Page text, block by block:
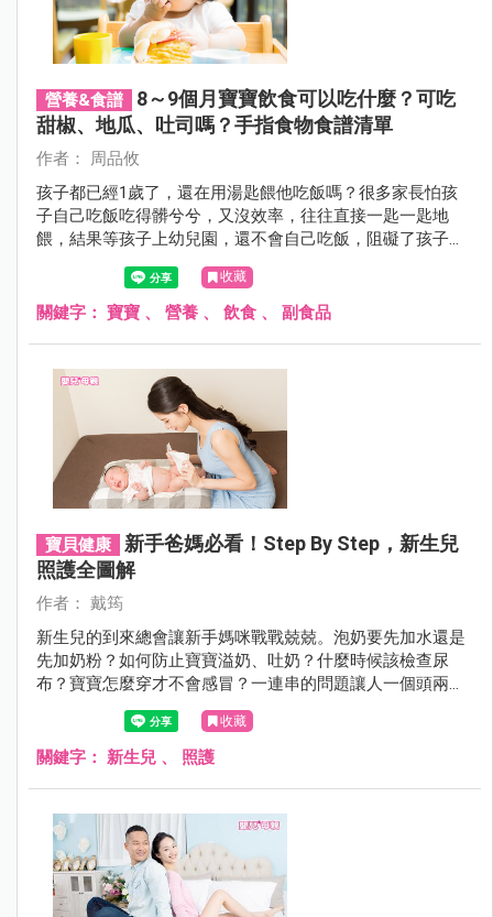
營養&食譜
8～9個月寶寶飲食可以吃什麼？可吃
甜椒、地瓜、吐司嗎？手指食物食譜清單
作者： 周品攸
孩子都已經1歲了，還在用湯匙餵他吃飯嗎？很多家長怕孩
子自己吃飯吃得髒兮兮，又沒效率，往往直接一匙一匙地
餵，結果等孩子上幼兒園，還不會自己吃飯，阻礙了孩子的
收藏
關鍵字： 寶寶 、 營養 、 飲食 、 副食品
寶貝健康
新手爸媽必看！step By Step，新生兒
照護全圖解
作者： 戴筠
新生兒的到來總會讓新手媽咪戰戰兢兢。泡奶要先加水還是
先加奶粉？如何防止寶寶溢奶、吐奶？什麼時候該檢查尿
布？寶寶怎麼穿才不會感冒？一連串的問題讓人一個頭兩個
大。本文邀請兩位專家從理論與實務面一次解答媽咪的疑
收藏
關鍵字： 新生兒 、 照護